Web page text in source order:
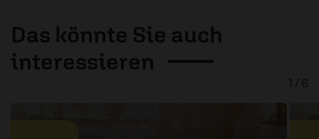
Das könnte Sie auch
interessieren
1 / 6